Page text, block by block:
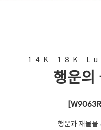
14K 18K
행운의
행운과 재물을